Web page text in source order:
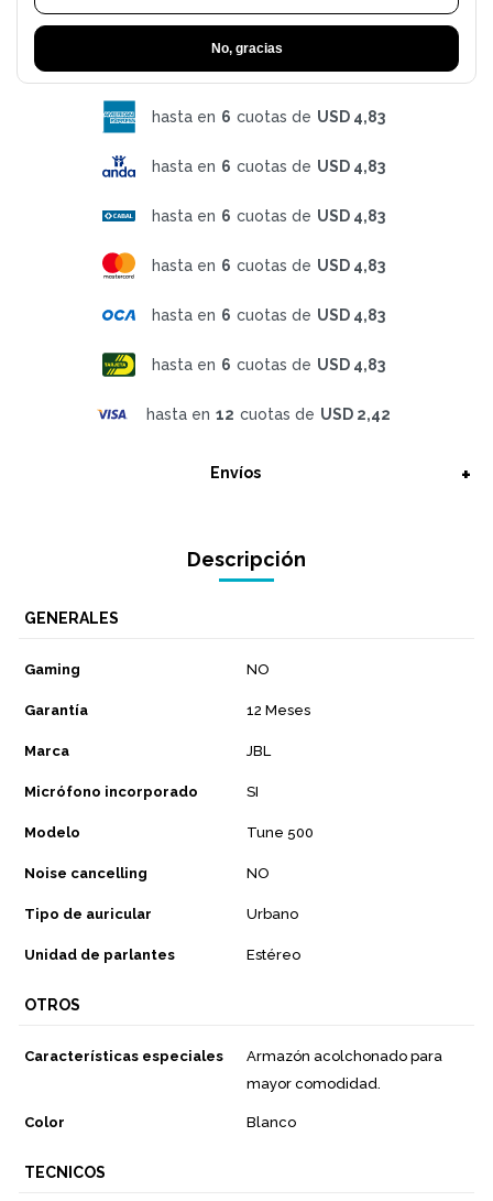
No, gracias
hasta en 6 cuotas de USD 4,83
hasta en 6 cuotas de USD 4,83
hasta en 6 cuotas de USD 4,83
hasta en 6 cuotas de USD 4,83
hasta en 6 cuotas de USD 4,83
hasta en 6 cuotas de USD 4,83
hasta en 12 cuotas de USD 2,42
Envíos
Descripción
GENERALES
Gaming NO
Garantía 12 Meses
Marca JBL
Micrófono incorporado SI
Modelo Tune 500
Noise cancelling NO
Tipo de auricular Urbano
Unidad de parlantes Estéreo
OTROS
Características especiales
Armazón acolchonado para
mayor comodidad.
Color Blanco
TECNICOS